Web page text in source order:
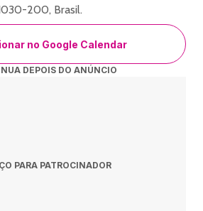
200, Brasil.
no Google Calendar
DEPOIS DO ANÚNCIO
PARA PATROCINADOR